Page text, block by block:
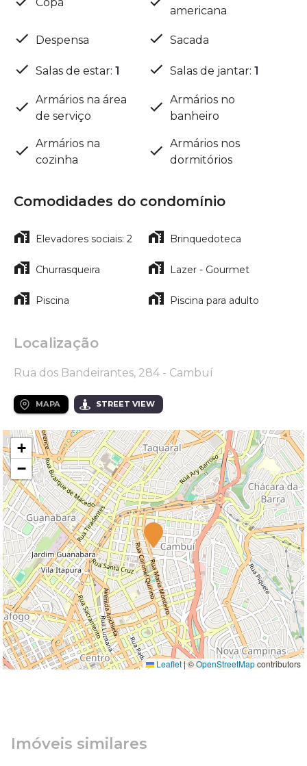
americana
Despensa Sacada
Salas de estar: 1 Salas de jantar: 1
Armários na área
de serviço
Armários no
banheiro
Armários na
cozinha
Armários nos
dormitórios
Comodidades do condomínio
Elevadores sociais: 2 Brinquedoteca
Churrasqueira Lazer - Gourmet
Piscina Piscina para adulto
Localização
Rua dos Bandeirantes, 284 - Cambuí
MAPA STREET VIEW
+
−
Leaflet|©OpenStreetMapcontributors
Imóveis similares